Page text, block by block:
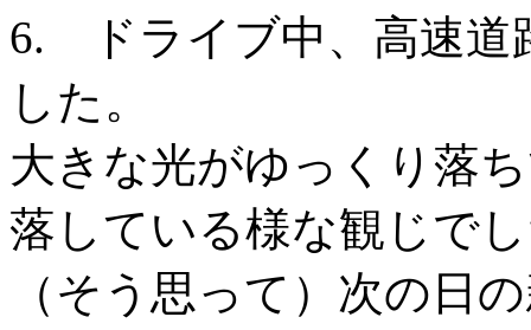
6. ドライブ中、高速道
した。
大きな光がゆっくり落
落している様な観じで
（そう思って）次の日